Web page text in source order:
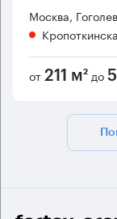
Москва,
от 211 м² до